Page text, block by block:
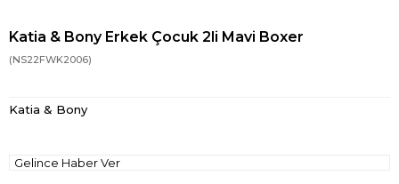
Katia & Bony Erkek Çocuk 2li Mavi Boxer
(NS22FWK2006)
Katia & Bony
Gelince Haber Ver